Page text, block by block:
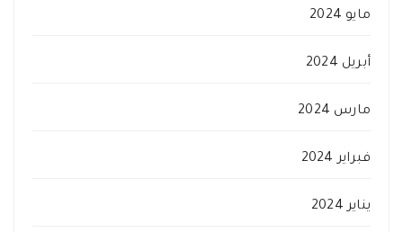
مايو 2024
أبريل 2024
مارس 2024
فبراير 2024
يناير 2024